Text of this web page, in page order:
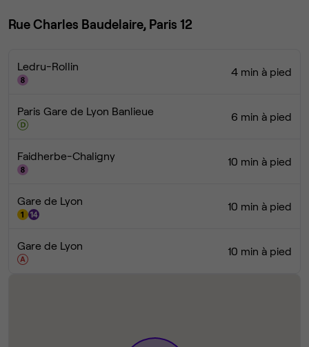
Rue Charles Baudelaire, Paris 12
Ledru-Rollin 4 min à pied
Paris Gare de Lyon Banlieue 6 min à pied
Faidherbe-Chaligny 10 min à pied
Gare de Lyon 10 min à pied
Gare de Lyon 10 min à pied